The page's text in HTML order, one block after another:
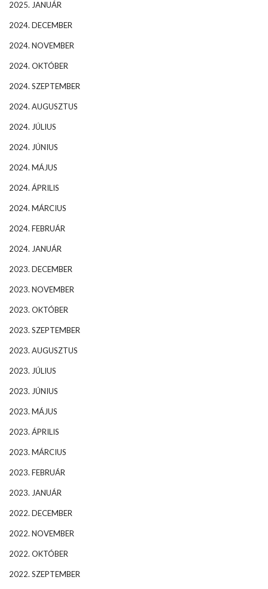
2025. JANUÁR
2024. DECEMBER
2024. NOVEMBER
2024. OKTÓBER
2024. SZEPTEMBER
2024. AUGUSZTUS
2024. JÚLIUS
2024. JÚNIUS
2024. MÁJUS
2024. ÁPRILIS
2024. MÁRCIUS
2024. FEBRUÁR
2024. JANUÁR
2023. DECEMBER
2023. NOVEMBER
2023. OKTÓBER
2023. SZEPTEMBER
2023. AUGUSZTUS
2023. JÚLIUS
2023. JÚNIUS
2023. MÁJUS
2023. ÁPRILIS
2023. MÁRCIUS
2023. FEBRUÁR
2023. JANUÁR
2022. DECEMBER
2022. NOVEMBER
2022. OKTÓBER
2022. SZEPTEMBER